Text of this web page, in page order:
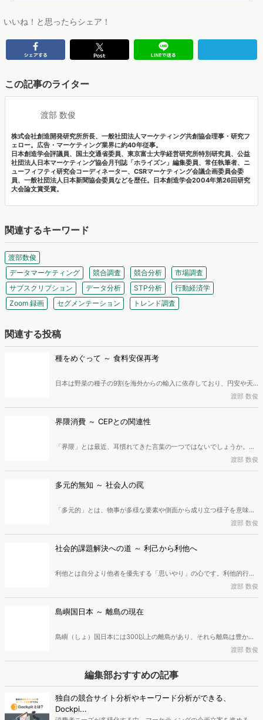
いいね！と思ったらシェア！
この記事のライター
渡部 数俊
株式会社創造開発研究所所長、一般社団法人マーケティング共創協会理事・研究フ
ェロー。広告・マーケティング業界に約40年従事。
日本創造学会評議員、国土交通省委員、東京富士大学経営研究所特別研究員、公益
社団法人日本マーケティング協会月刊誌「ホライズン」編集委員、常任執筆者、ニ
ューフィフティ研究会コーディネーター、CSRマーケティング会議企画委員会委
員、一般社団法人日本新聞協会委員などを歴任。日本創造学会2004年第26回研究
大会論文賞受賞。
関連するキーワード
渡部数俊
データマーケティング
競合調査 競合分析
市場調査
サブスクリプション
データ分析 STP分析
行動経済学
Zoom 録画
セグメンテーション トレンド調査
関連する投稿
種をめぐって ～ 食料安保再考
日本は野菜の種子の9割を海外からの輸入に依存しており、円安や天
候不順による種子の調達難は食料安全保障を揺るがす深刻な課題で
す。また、F1種の普及による在来種の衰退も問題のひとつとなってい
ます。この危機に対し、急がれる対策とは何か。広告・マーケティン
グ業界に40年近く従事し、現在は株式会社創造開発研究所所長、一般
部数俊氏が解説します。
渡部 数俊
界隈消費 ～ CEPとの関連性
「界隈」とは最近、耳慣れてきた言葉の一つではないでしょうか。そ
の「界隈」と「消費」が組み合わさった「界隈消費」。この消費行動
では、利便性や機能性といった従来の動機ではなく、「コミュニティ
への共感」や「仲間との一体感・繋がりを得たい瞬間」が強力な
「CEP（カテゴリー・エントリー・ポイント）」として機能します。
会社創造開発研究所所長、一般社団法人マーケティング共創協会理
事・研究フェローを務めている渡部数俊氏が「界隈」について詳しく
掘り下げ、「界隈消費」におけるCEPについて解説します。
渡部 数俊
多元的無知 ～ 社会人の罠
「多元的」とは、物事が多様な要素や側面から成り立つ様子を意味
し、「多元的価値」は、単一ではなく複数の価値観が同等に正しく存
在し、互いに矛盾し合うという思想です。また、相互に独立して競合
しうる複数の源泉が存在することを認める考え方であるのが「多元
論・多元主義」。これらの多角的な見識が社会・経済活動にどのよう
重要なのか。広告・マーケティング業界に40年近く従事し、現在は株
式会社創造開発研究所所長、一般社団法人マーケティング共創協会理
事・研究フェローを務めている渡部数俊氏が解説します。
渡部 数俊
社会的課題解決への道 ～ 利己から利他へ
利他とは自分より他者を優先する「思いやり」の心です。利他的行動
は、脳が寄付を快感と捉える温情効果や共感、評判を気にする心理に
よって促されることが科学的にも証明されています。近年は、この利
他的動機から社会課題の解決を目指す社会起業家が増加。テクノロジ
ーの活用や制度改革によって、利己的から利他的な社会への移行を可
題解決の関係について、広告・マーケティング業界に40年近く従事
し、現在は株式会社創造開発研究所所長、一般社団法人マーケティン
グ共創協会理事・研究フェローを務めている渡部数俊氏が解説しま
渡部 数俊
島嶼国日本 ～ 離島の現在
島嶼（しょ）国日本には300以上の離島があり、それら離島は豊かな
自然や独自文化を育み、広大なEEZや海洋資源の確保にも重要な役割
を果たしています。しかし離島では人口減少と高齢化が急速に進み、
深刻な課題が発生しています。また国境管理や海の安全維持への影響
も無視できません。現在の離島では何が起こっているのか、広告・マ
ーケティング業界に40年近く従事し、現在は株式会社創造開発研究所
所長、一般社団法人マーケティング共創協会理事・研究フェローを務
めている渡部数俊氏が解説します。
渡部 数俊
編集部おすすめの記事
独自の競合サイト分析やキーワード分析ができる、
Dockpi...